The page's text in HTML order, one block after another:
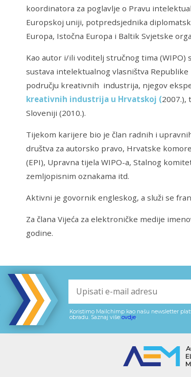
koordinatora za poglavlje o Pravu
Europskoj uniji, potpredsjednika
Europa, Istočna Europa i Baltik Svjetske
Kao autor i/ili voditelj stručnog tima (WIPO)
sustava intelektualnog vlasništva
području kreativnih industrija, njegov
kreativnih industrija u Hrvatskoj (2007.),
Sloveniji (2010.).
Tijekom karijere bio je član radnih i
društva za autorsko pravo, Hrvatske
(EPI), Upravna tijela WIPO-a, Stalnog
zemljopisnim oznakama itd.
Aktivni je govornik engleskog, a služi se
Za člana Vijeća za elektroničke medije
godine.
Koristimo Mailchimp kao našu newsletter
obradu. Saznaj više ovdje.